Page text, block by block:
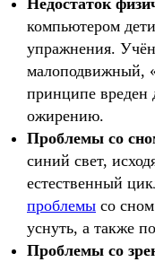
компьютером
упражнения.
малоподвижный,
принципе вреден
ожирению.
Проблемы со
синий свет,
естественный
проблемы со
уснуть, а также
Проблемы со